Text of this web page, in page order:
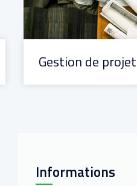
Gestion de projet
Informations